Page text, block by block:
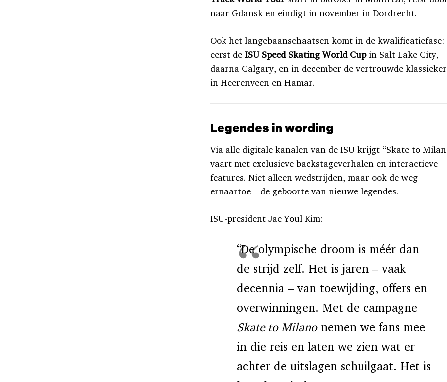
naar Gdansk en eindigt in november in Dordrecht.
Ook het langebaanschaatsen komt in de kwalificatiefase:
eerst deISU Speed Skating World Cupin Salt Lake City,
daarna Calgary, en in december de vertrouwde
in Heerenveen en Hamar.
Legendes in wording
Via alle digitale kanalen van de ISU krijgt “Skate to
vaart met exclusieve backstageverhalen en interactieve
features. Niet alleen wedstrijden, maar ook de weg
ernaartoe – de geboorte van nieuwe legendes.
ISU-president Jae Youl Kim:
“De olympische droom is méér dan
de strijd zelf. Het is jaren – vaak
decennia – van toewijding, offers en
overwinningen. Met de campagne
Skate to Milanonemen we fans mee
in die reis en laten we zien wat er
achter de uitslagen schuilgaat. Het is